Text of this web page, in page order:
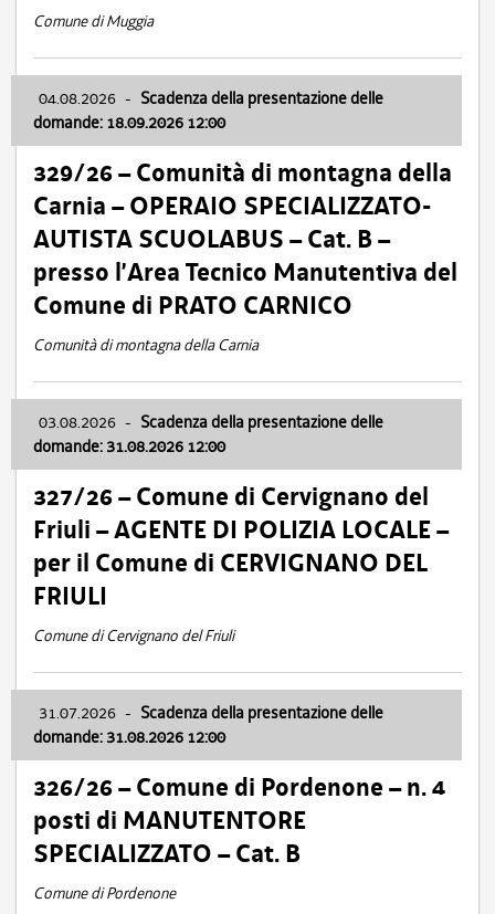
Comune di Muggia
04.08.2026 - Scadenza della presentazione delle
domande: 18.09.2026 12:00
329/26 – Comunità di montagna della
Carnia – OPERAIO SPECIALIZZATO-
AUTISTA SCUOLABUS – Cat. B –
presso l’Area Tecnico Manutentiva del
Comune di PRATO CARNICO
Comunità di montagna della Carnia
03.08.2026 - Scadenza della presentazione delle
domande: 31.08.2026 12:00
327/26 – Comune di Cervignano del
Friuli – AGENTE DI POLIZIA LOCALE –
per il Comune di CERVIGNANO DEL
FRIULI
Comune di Cervignano del Friuli
31.07.2026 - Scadenza della presentazione delle
domande: 31.08.2026 12:00
326/26 – Comune di Pordenone – n. 4
posti di MANUTENTORE
SPECIALIZZATO – Cat. B
Comune di Pordenone